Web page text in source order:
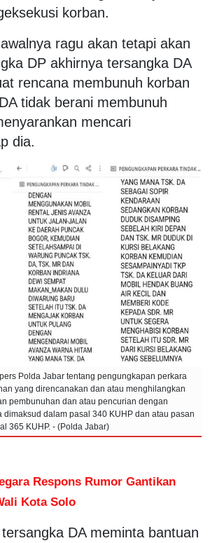
korban.
ragu akan tetapi akan
DP akhirnya tersangka DA
rencana membunuh korban
tidak berani membunuh
mencari
dia.
Polda Jabar tentang pengungkapan perkara
yang direncanakan dan atau menghilangkan
pembunuhan dan atau pencurian dengan
dimaksud dalam pasal 340 KUHP dan atau pasan
365 KUHP. - (Polda Jabar)
Respons Rumor Gantikan
Kota Solo
DA meminta bantuan